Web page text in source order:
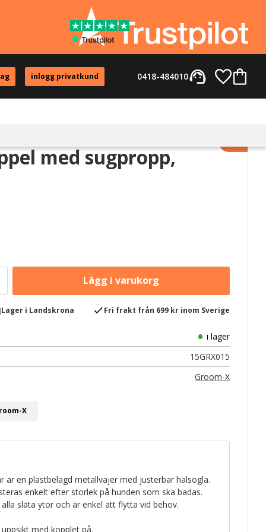
inlogg privatkund support_agent
0418-484010
med sugpropp, Lägg
Lager i Landskrona checkFri frakt från 699 kr inom Sverige
i lager
15GRX015
Groom-X
X
är en plastbelagd metallvajer med justerbar halsögla.
enkelt efter storlek på hunden som ska badas.
släta ytor och är enkel att flytta vid behov.
med kopplet på.